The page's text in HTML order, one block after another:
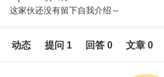
这家伙还没有留下自我介绍～
动态 提问 1 回答 0 文章 0